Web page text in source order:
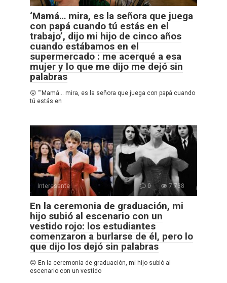
‘Mamá… mira, es la señora que juega
con papá cuando tú estás en el
trabajo’, dijo mi hijo de cinco años
cuando estábamos en el
supermercado : me acerqué a esa
mujer y lo que me dijo me dejó sin
palabras
😲 “‘Mamá… mira, es la señora que juega con papá cuando
tú estás en
Interesante 0 7.738
En la ceremonia de graduación, mi
hijo subió al escenario con un
vestido rojo: los estudiantes
comenzaron a burlarse de él, pero lo
que dijo los dejó sin palabras
😔 En la ceremonia de graduación, mi hijo subió al
escenario con un vestido